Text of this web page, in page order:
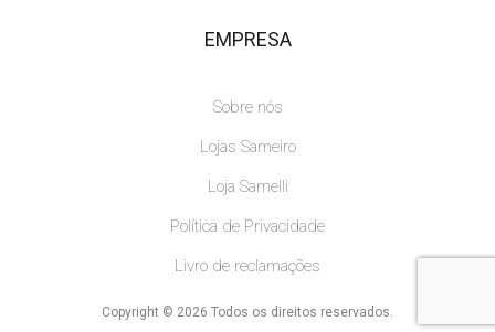
EMPRESA
Sobre nós
Lojas Sameiro
Loja Samelli
Política de Privacidade
Livro de reclamações
Copyright © 2026 Todos os direitos reservados.